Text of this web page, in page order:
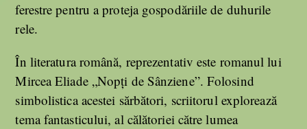
ferestre pentru a proteja gospodăriile de duhurile
rele.
În literatura română, reprezentativ este romanul lui
Mircea Eliade „Nopți de Sânziene”. Folosind
simbolistica acestei sărbători, scriitorul explorează
tema fantasticului, al călătoriei către lumea